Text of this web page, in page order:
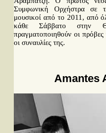
Συμφωνική Ορχήστρα σε
μουσικοί από το 2011, από
κάθε Σάββατο στην
πραγματοποιηθούν οι
οι συναυλίες της.
Amantes